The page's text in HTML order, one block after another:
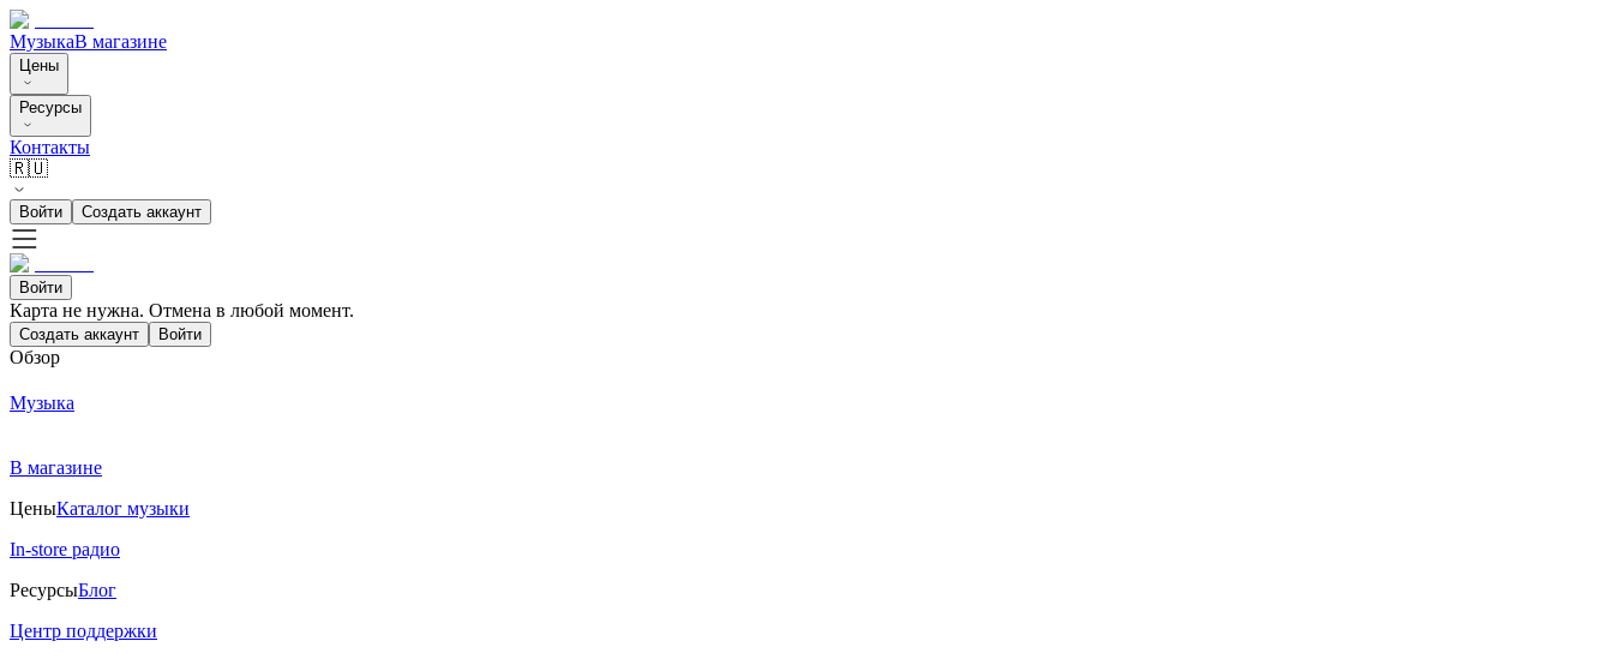
МузыкаВ магазине
Цены
Ресурсы
Контакты
🇷🇺
Войти Создать аккаунт
Войти
Карта не нужна. Отмена в любой момент.
Создать аккаунт Войти
Обзор
Музыка
В магазине
ЦеныКаталог музыки
In-store радио
РесурсыБлог
Центр поддержки